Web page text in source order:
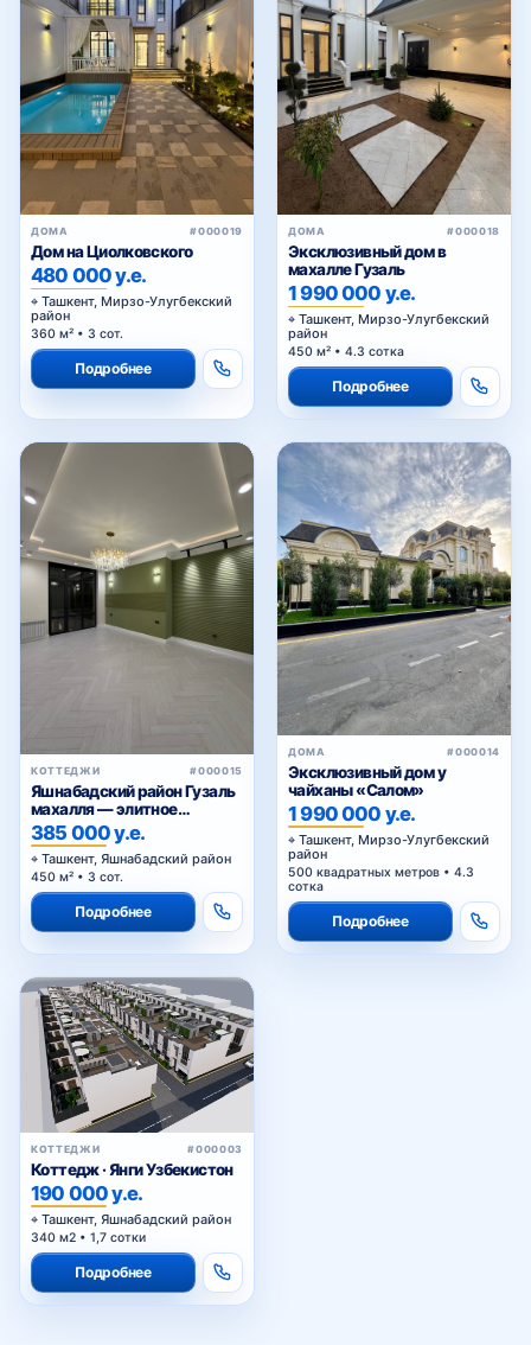
ДОМА #000019
Дом на Циолковского
480 000 у.е.
Ташкент, Мирзо-Улугбекский
район
360 м² • 3 сот.
Подробнее
ДОМА #000018
Эксклюзивный дом в
махалле Гузаль
1 990 000 у.е.
Ташкент, Мирзо-Улугбекский
район
450 м² • 4.3 сотка
Подробнее
КОТТЕДЖИ #000015
Яшнабадский район Гузаль
махалля — элитное
окружение
385 000 у.е.
Ташкент, Яшнабадский район
450 м² • 3 сот.
Подробнее
ДОМА #000014
Эксклюзивный дом у
чайханы «Салом»
1 990 000 у.е.
Ташкент, Мирзо-Улугбекский
район
500 квадратных метров • 4.3
сотка
Подробнее
КОТТЕДЖИ #000003
Коттедж · Янги Узбекистон
190 000 у.е.
Ташкент, Яшнабадский район
340 м2 • 1,7 сотки
Подробнее